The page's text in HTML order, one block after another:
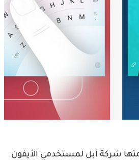
شركة أبل لمستخدمي الأيفون